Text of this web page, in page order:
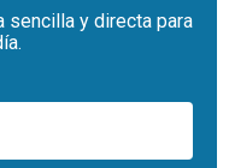
sencilla y directa para